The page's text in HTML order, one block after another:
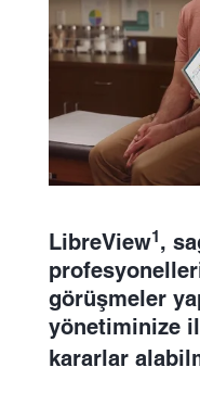
LibreView1,
görüşmeler
yönetiminize
kararlar